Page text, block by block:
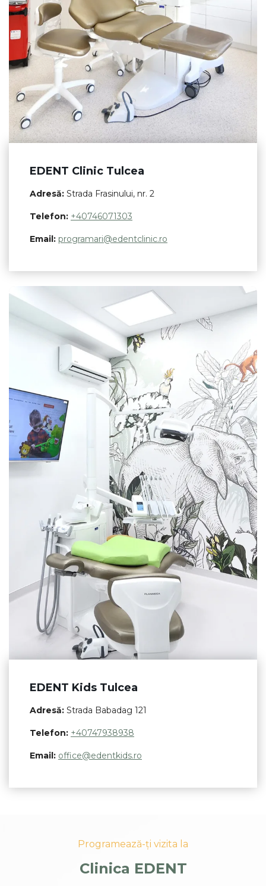
EDENT Clinic Tulcea
Adresă: Strada Frasinului, nr. 2
Telefon: +40746071303
Email: programari@edentclinic.ro
EDENT Kids Tulcea
Adresă: Strada Babadag 121
Telefon: +40747938938
Email: office@edentkids.ro
Programează-ți vizita la
Clinica EDENT